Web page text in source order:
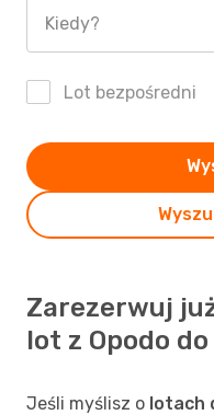
Kiedy?
Lot bezpośredni
Zarezerwuj
lot z Opodo
Jeśli myślisz o lotach